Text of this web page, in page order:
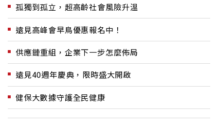
孤獨到孤立，超高齡社會風險升溫
遠見高峰會早鳥優惠報名中！
供應鏈重組，企業下一步怎麼佈局
遠見40週年慶典，限時盛大開啟
健保大數據守護全民健康